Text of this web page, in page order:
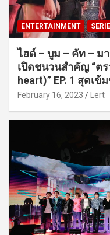
ENTERTAINMENT
ไฮด์ – บูม – คัท – ม
เปิดชนวนสำคัญ “ต
heart)” EP. 1 สุดเข้
February 16, 2023 Lert